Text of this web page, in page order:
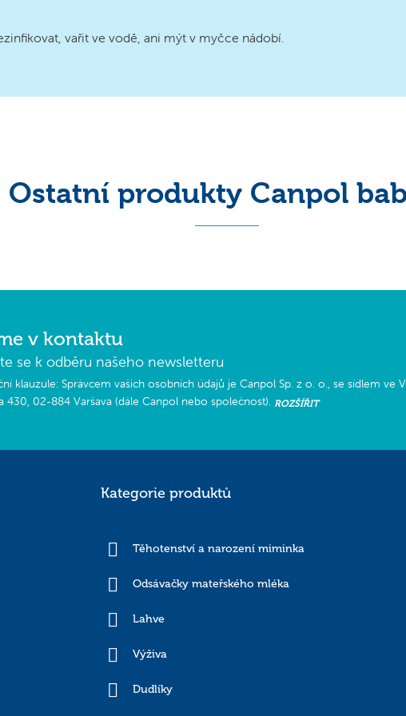
vařit ve vodě, ani mýt v myčce nádobí.
Ostatní produkty Canpol
v kontaktu
se k odběru našeho newsletteru
klauzule: Správcem vašich osobních údajů je Canpol Sp. z o. o., se sídlem ve
430, 02-884 Varšava (dále Canpol nebo společnost). ROZŠÍŘIT
pro zpracování vašich osobních údajů společností Canpol je váš souhlas, tj. čl. 6 odst. 1 písm.
poskytovat vaše osobní údaje jiným příjemcům, kteří byli pověřeni zpracováním osobních
společnosti Canpol. Kromě toho bude Canpol poskytovat vaše osobní údaje jiným
vyplývat z právních předpisů.
se nebudou předávat do třetích zemí a mezinárodním organizacím.
budeme zpracovávat vaše osobní údaje?
Kategorie produktů
Těhotenství a narození miminka
Odsávačky mateřského mléka
Lahve
Výživa
Dudlíky